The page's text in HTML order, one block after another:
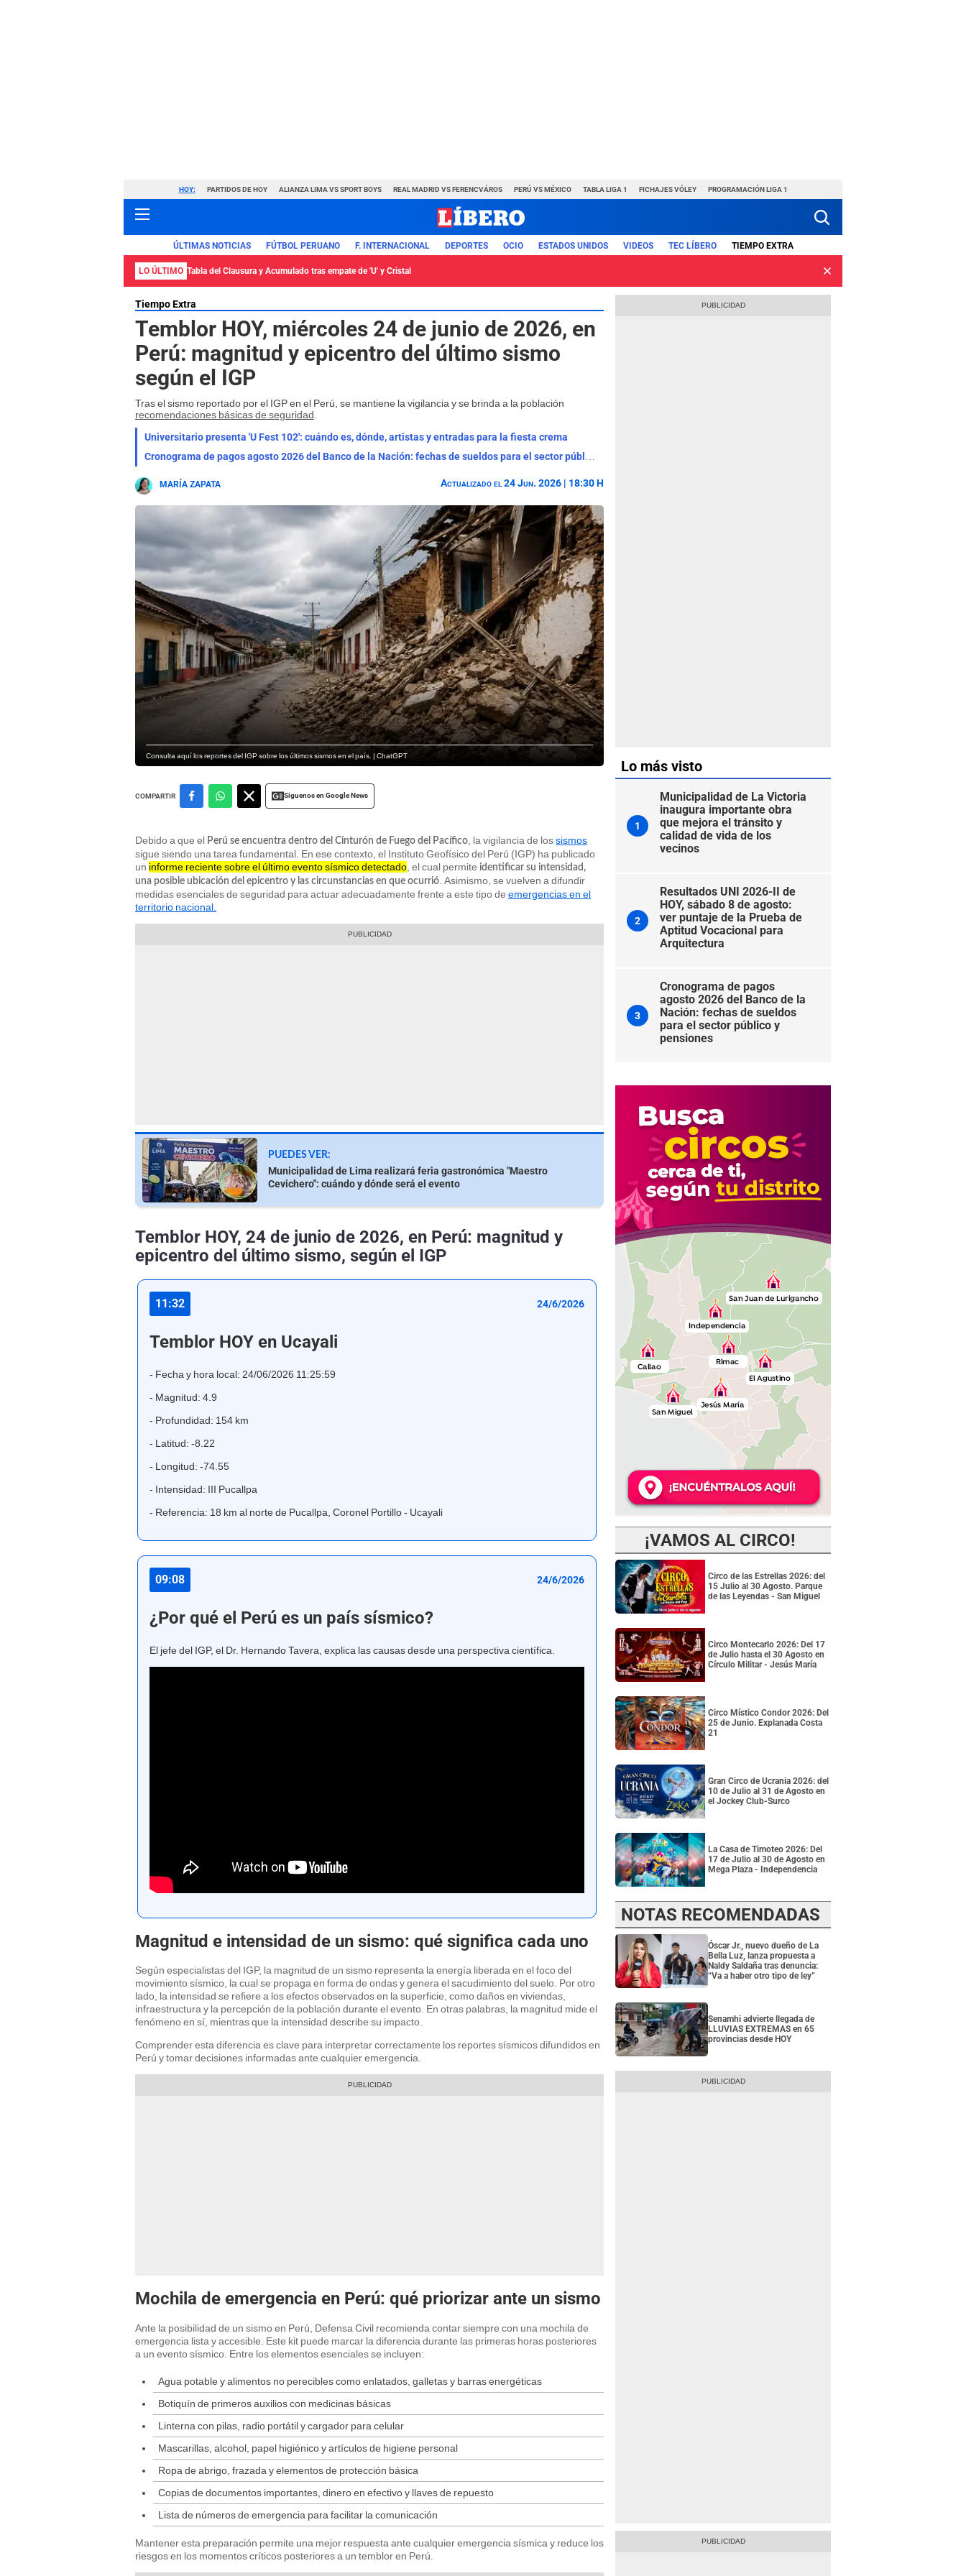
HOY: PARTIDOS DE HOY ALIANZA LIMA VS SPORT BOYS REAL MADRID VS FERENCVÁROS PERÚ VS MÉXICO TABLA LIGA 1 FICHAJES VÓLEY PROGRAMACIÓN LIGA 1
ÚLTIMAS NOTICIAS FÚTBOL PERUANO F. INTERNACIONAL DEPORTES OCIO ESTADOS UNIDOS VIDEOS TEC LÍBERO TIEMPO EXTRA
LO ÚLTIMO Tabla del Clausura y Acumulado tras empate de 'U' y Cristal
Tiempo Extra
Temblor HOY, miércoles 24 de junio de 2026, en
Perú: magnitud y epicentro del último sismo
según el IGP
Tras el sismo reportado por el IGP en el Perú, se mantiene la vigilancia y se brinda a la población
recomendaciones básicas de seguridad
Universitario presenta 'U Fest 102': cuándo es, dónde, artistas y entradas para la fiesta crema
Cronograma de pagos agosto 2026 del Banco de la Nación: fechas de sueldos para el sector público y pensiones
MARÍA ZAPATA Actualizado el 24 Jun. 2026 | 18:30 H
Consulta aquí los reportes del IGP sobre los últimos sismos en el país. | ChatGPT
COMPARTIR Siguenos en Google News
Debido a que el Perú se encuentra dentro del Cinturón de Fuego del Pacífico , la vigilancia de lossismos
sigue siendo una tarea fundamental. En ese contexto, el Instituto Geofísico del Perú (IGP) ha publicado
un informe reciente sobre el último evento sísmico detectado , el cual permite identificar su intensidad,
una posible ubicación del epicentro y las circunstancias en que ocurrió . Asimismo, se vuelven a difundir
medidas esenciales de seguridad para actuar adecuadamente frente a este tipo de emergencias en el
territorio nacional.
PUEDES VER:
Municipalidad de Lima realizará feria gastronómica "Maestro
Cevichero": cuándo y dónde será el evento
Temblor HOY, 24 de junio de 2026, en Perú: magnitud y
epicentro del último sismo, según el IGP
11:32 24/6/2026
Temblor HOY en Ucayali
- Fecha y hora local: 24/06/2026 11:25:59
- Magnitud: 4.9
- Profundidad: 154 km
- Latitud: -8.22
- Longitud: -74.55
- Intensidad: III Pucallpa
- Referencia: 18 km al norte de Pucallpa, Coronel Portillo - Ucayali
09:08 24/6/2026
¿Por qué el Perú es un país sísmico?
El jefe del IGP, el Dr. Hernando Tavera, explica las causas desde una perspectiva científica.
Magnitud e intensidad de un sismo: qué significa cada uno
Según especialistas del IGP, la magnitud de un sismo representa la energía liberada en el foco del
movimiento sísmico, la cual se propaga en forma de ondas y genera el sacudimiento del suelo. Por otro
lado, la intensidad se refiere a los efectos observados en la superficie, como daños en viviendas,
infraestructura y la percepción de la población durante el evento. En otras palabras, la magnitud mide el
fenómeno en sí, mientras que la intensidad describe su impacto.
Comprender esta diferencia es clave para interpretar correctamente los reportes sísmicos difundidos en
Perú y tomar decisiones informadas ante cualquier emergencia.
Mochila de emergencia en Perú: qué priorizar ante un sismo
Ante la posibilidad de un sismo en Perú, Defensa Civil recomienda contar siempre con una mochila de
emergencia lista y accesible. Este kit puede marcar la diferencia durante las primeras horas posteriores
a un evento sísmico. Entre los elementos esenciales se incluyen:
Agua potable y alimentos no perecibles como enlatados, galletas y barras energéticas
Botiquín de primeros auxilios con medicinas básicas
Linterna con pilas, radio portátil y cargador para celular
Mascarillas, alcohol, papel higiénico y artículos de higiene personal
Ropa de abrigo, frazada y elementos de protección básica
Copias de documentos importantes, dinero en efectivo y llaves de repuesto
Lista de números de emergencia para facilitar la comunicación
Mantener esta preparación permite una mejor respuesta ante cualquier emergencia sísmica y reduce los
riesgos en los momentos críticos posteriores a un temblor en Perú.
Lo más visto
1
Municipalidad de La Victoria
inaugura importante obra
que mejora el tránsito y
calidad de vida de los
vecinos
2
Resultados UNI 2026-II de
HOY, sábado 8 de agosto:
ver puntaje de la Prueba de
Aptitud Vocacional para
Arquitectura
3
Cronograma de pagos
agosto 2026 del Banco de la
Nación: fechas de sueldos
para el sector público y
pensiones
¡VAMOS AL CIRCO!
Circo de las Estrellas 2026: del
15 Julio al 30 Agosto. Parque
de las Leyendas - San Miguel
Circo Montecarlo 2026: Del 17
de Julio hasta el 30 Agosto en
Círculo Militar - Jesús María
Circo Místico Condor 2026: Del
25 de Junio. Explanada Costa
21
Gran Circo de Ucrania 2026: del
10 de Julio al 31 de Agosto en
el Jockey Club-Surco
La Casa de Timoteo 2026: Del
17 de Julio al 30 de Agosto en
Mega Plaza - Independencia
NOTAS RECOMENDADAS
Óscar Jr., nuevo dueño de La
Bella Luz, lanza propuesta a
Naldy Saldaña tras denuncia:
“Va a haber otro tipo de ley”
Senamhi advierte llegada de
LLUVIAS EXTREMAS en 65
provincias desde HOY